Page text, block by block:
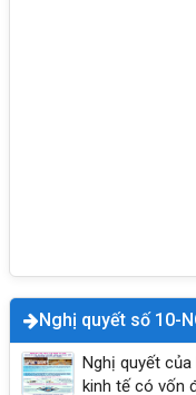
Nghị quyết số 10-
Nghị quyết
kinh tế có vốn